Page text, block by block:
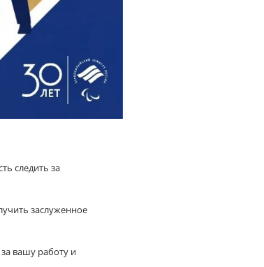
следить за
заслуженное
вашу работу и